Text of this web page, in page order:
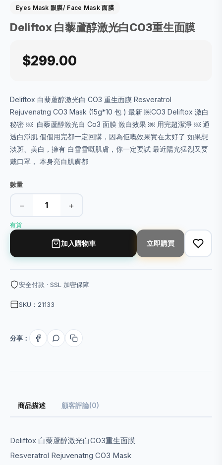
Eyes Mask 眼膜/ Face Mask 面膜
Deliftox 白藜蘆醇激光白CO3重生面膜
$299.00
Deliftox 白藜蘆醇激光白 CO3 重生面膜 Resveratrol
Rejuvenatng CO3 Mask (15g*10 包 ) 最新 ￼CO3 Deliftox 激白
秘密 ￼ ️ 白藜蘆醇激光白 Co3 面膜 激白效果 ￼ 用完超潔淨 ￼ 通
透白淨肌 個個用完都一定回購，因為佢嘅效果實在太好了 如果想
淡斑、美白，擁有 白雪雪嘅肌膚，你一定要試 最近陽光猛烈又要
戴口罩， 本身亮白肌膚都
數量
− +
有貨
加入購物車 立即購買
安全付款 · SSL 加密保障
SKU：21133
分享：
商品描述 顧客評論(0)
Deliftox 白藜蘆醇激光白CO3重生面膜
Resveratrol Rejuvenatng CO3 Mask